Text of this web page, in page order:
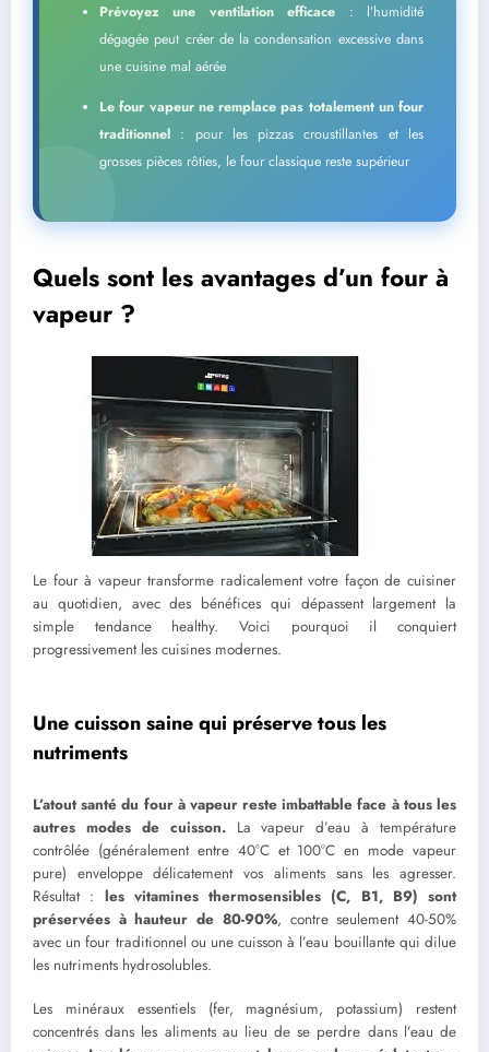
Prévoyez une ventilation efficace : l’humidité
dégagée peut créer de la condensation excessive dans
une cuisine mal aérée
Le four vapeur ne remplace pas totalement un four
traditionnel : pour les pizzas croustillantes et les
grosses pièces rôties, le four classique reste supérieur
Quels sont les avantages d’un four à
vapeur ?
Le four à vapeur transforme radicalement votre façon de cuisiner
au quotidien, avec des bénéfices qui dépassent largement la
simple tendance healthy. Voici pourquoi il conquiert
progressivement les cuisines modernes.
Une cuisson saine qui préserve tous les
nutriments
L’atout santé du four à vapeur reste imbattable face à tous les
autres modes de cuisson.La vapeur d’eau à température
contrôlée (généralement entre 40°C et 100°C en mode vapeur
pure) enveloppe délicatement vos aliments sans les agresser.
Résultat : les vitamines thermosensibles (C, B1, B9) sont
préservées à hauteur de 80-90%, contre seulement 40-50%
avec un four traditionnel ou une cuisson à l’eau bouillante qui dilue
les nutriments hydrosolubles.
Les minéraux essentiels (fer, magnésium, potassium) restent
concentrés dans les aliments au lieu de se perdre dans l’eau de